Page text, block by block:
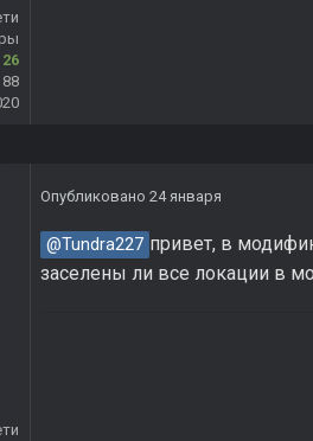
26
88
Опубликовано 24 января
@Tundra227 привет, в
заселены ли все локации в